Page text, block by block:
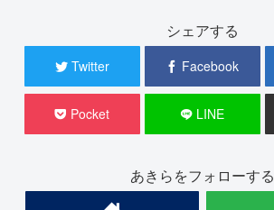
シェアする
Twitter Facebook
Pocket LINE
あきらをフォローする